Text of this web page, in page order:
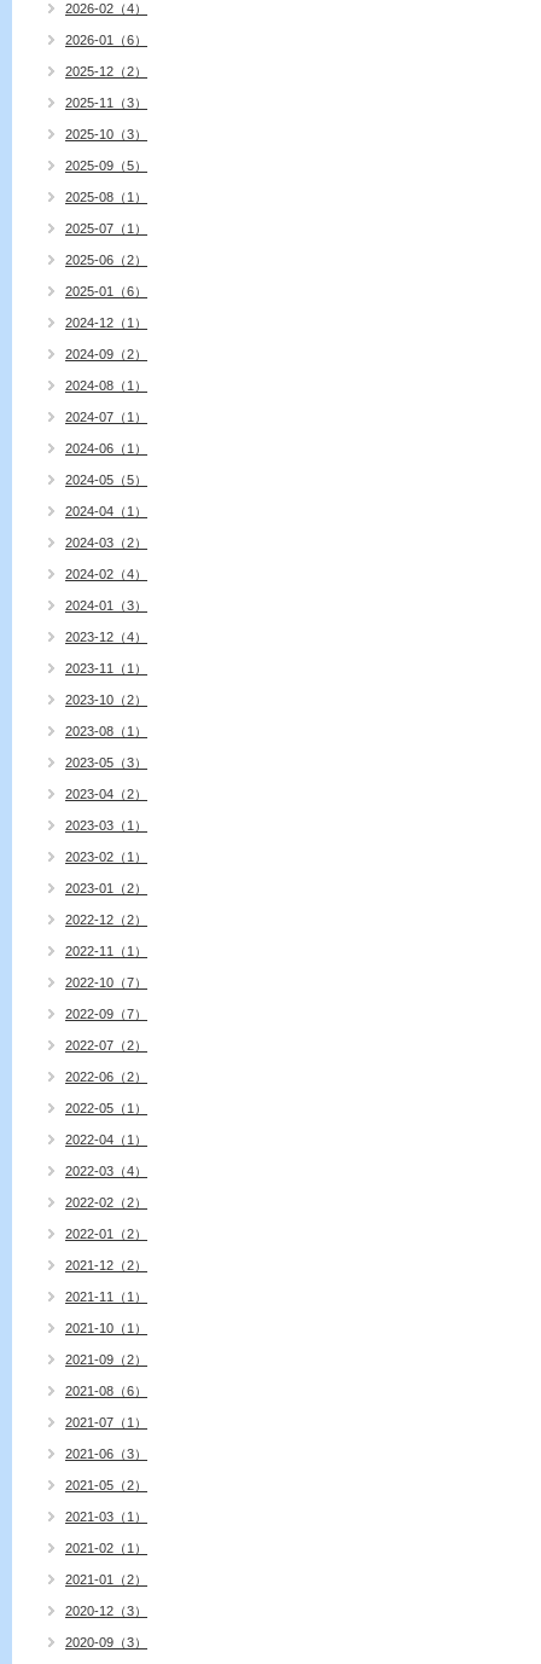
2026-02（4）
2026-01（6）
2025-12（2）
2025-11（3）
2025-10（3）
2025-09（5）
2025-08（1）
2025-07（1）
2025-06（2）
2025-01（6）
2024-12（1）
2024-09（2）
2024-08（1）
2024-07（1）
2024-06（1）
2024-05（5）
2024-04（1）
2024-03（2）
2024-02（4）
2024-01（3）
2023-12（4）
2023-11（1）
2023-10（2）
2023-08（1）
2023-05（3）
2023-04（2）
2023-03（1）
2023-02（1）
2023-01（2）
2022-12（2）
2022-11（1）
2022-10（7）
2022-09（7）
2022-07（2）
2022-06（2）
2022-05（1）
2022-04（1）
2022-03（4）
2022-02（2）
2022-01（2）
2021-12（2）
2021-11（1）
2021-10（1）
2021-09（2）
2021-08（6）
2021-07（1）
2021-06（3）
2021-05（2）
2021-03（1）
2021-02（1）
2021-01（2）
2020-12（3）
2020-09（3）